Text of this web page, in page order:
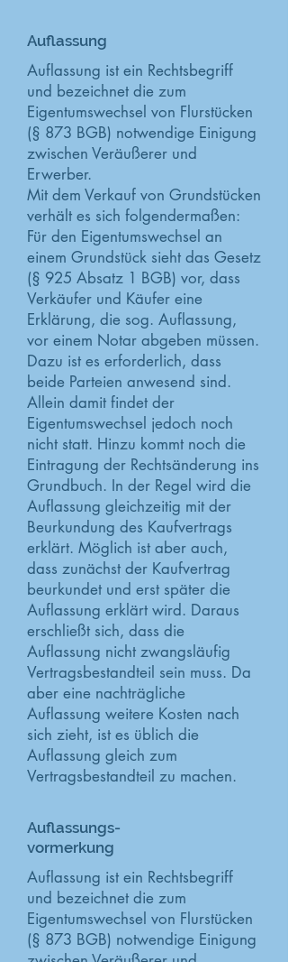
Auflassung
Auflassung ist ein Rechtsbegriff
und bezeichnet die zum
Eigentumswechsel von Flurstücken
(§ 873 BGB) notwendige Einigung
zwischen Veräußerer und
Erwerber.
Mit dem Verkauf von Grundstücken
verhält es sich folgendermaßen:
Für den Eigentumswechsel an
einem Grundstück sieht das Gesetz
(§ 925 Absatz 1 BGB) vor, dass
Verkäufer und Käufer eine
Erklärung, die sog. Auflassung,
vor einem Notar abgeben müssen.
Dazu ist es erforderlich, dass
beide Parteien anwesend sind.
Allein damit findet der
Eigentumswechsel jedoch noch
nicht statt. Hinzu kommt noch die
Eintragung der Rechtsänderung ins
Grundbuch. In der Regel wird die
Auflassung gleichzeitig mit der
Beurkundung des Kaufvertrags
erklärt. Möglich ist aber auch,
dass zunächst der Kaufvertrag
beurkundet und erst später die
Auflassung erklärt wird. Daraus
erschließt sich, dass die
Auflassung nicht zwangsläufig
Vertragsbestandteil sein muss. Da
aber eine nachträgliche
Auflassung weitere Kosten nach
sich zieht, ist es üblich die
Auflassung gleich zum
Vertragsbestandteil zu machen.
Auflassungs-
vormerkung
Auflassung ist ein Rechtsbegriff
und bezeichnet die zum
Eigentumswechsel von Flurstücken
(§ 873 BGB) notwendige Einigung